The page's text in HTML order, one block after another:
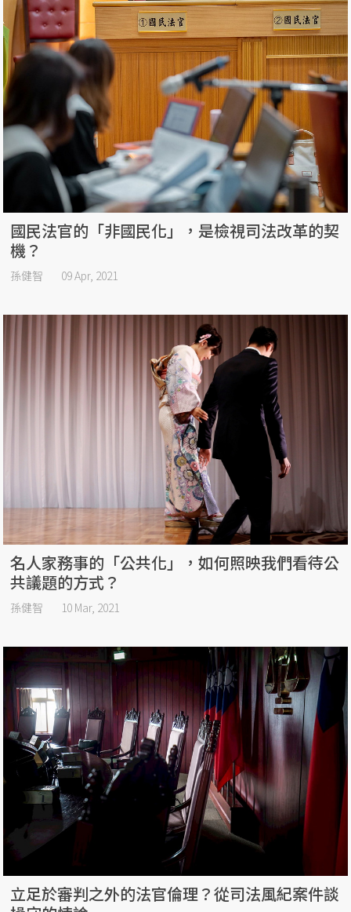
國民法官的「非國民化」，是檢視司法改革的契
機？
孫健智 09 Apr, 2021
名人家務事的「公共化」，如何照映我們看待公
共議題的方式？
孫健智 10 Mar, 2021
立足於審判之外的法官倫理？從司法風紀案件談